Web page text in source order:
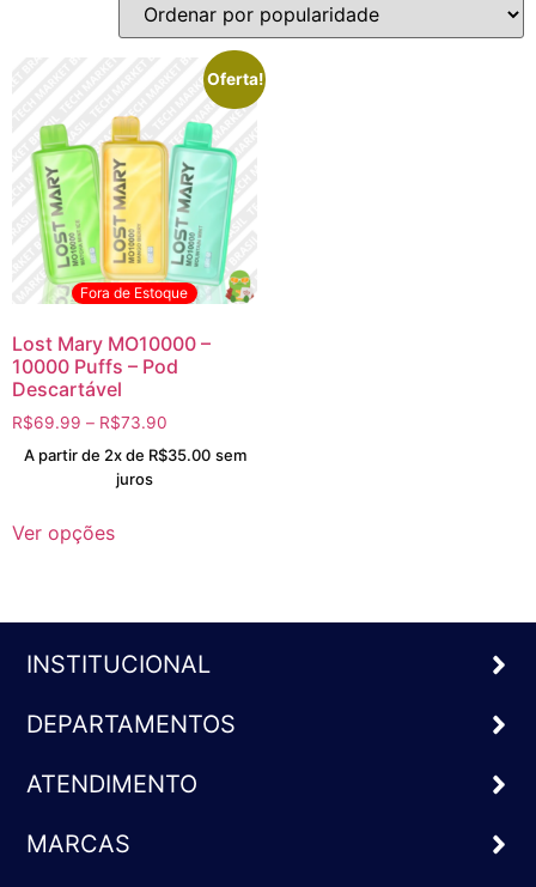
Oferta!
Fora de Estoque
Lost Mary MO10000 –
10000 Puffs – Pod
Descartável
R$69.99 – R$73.90
A partir de 2x de R$35.00 sem
juros
Ver opções
INSTITUCIONAL
DEPARTAMENTOS
ATENDIMENTO
MARCAS